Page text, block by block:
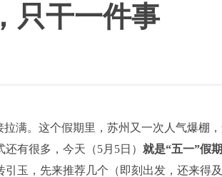
只干一件事
。这个假期里，苏州又一次人气爆棚
有很多，今天（5月5日） 就是“五一”假
引玉，先来推荐几个（即刻出发，还来得及